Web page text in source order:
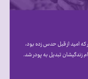
اميد از قبل حدس زده بود،
زندگيشان تبديل به پودر شد.